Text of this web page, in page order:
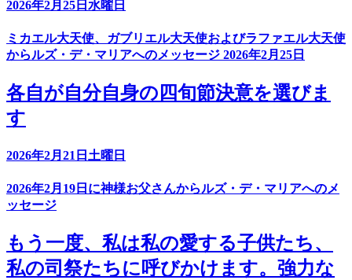
2026年2月25日水曜日
ミカエル大天使、ガブリエル大天使およびラファエル大天使
からルズ・デ・マリアへのメッセージ 2026年2月25日
各自が自分自身の四旬節決意を選びま
す
2026年2月21日土曜日
2026年2月19日に神様お父さんからルズ・デ・マリアへのメ
ッセージ
もう一度、私は私の愛する子供たち、
私の司祭たちに呼びかけます。強力な